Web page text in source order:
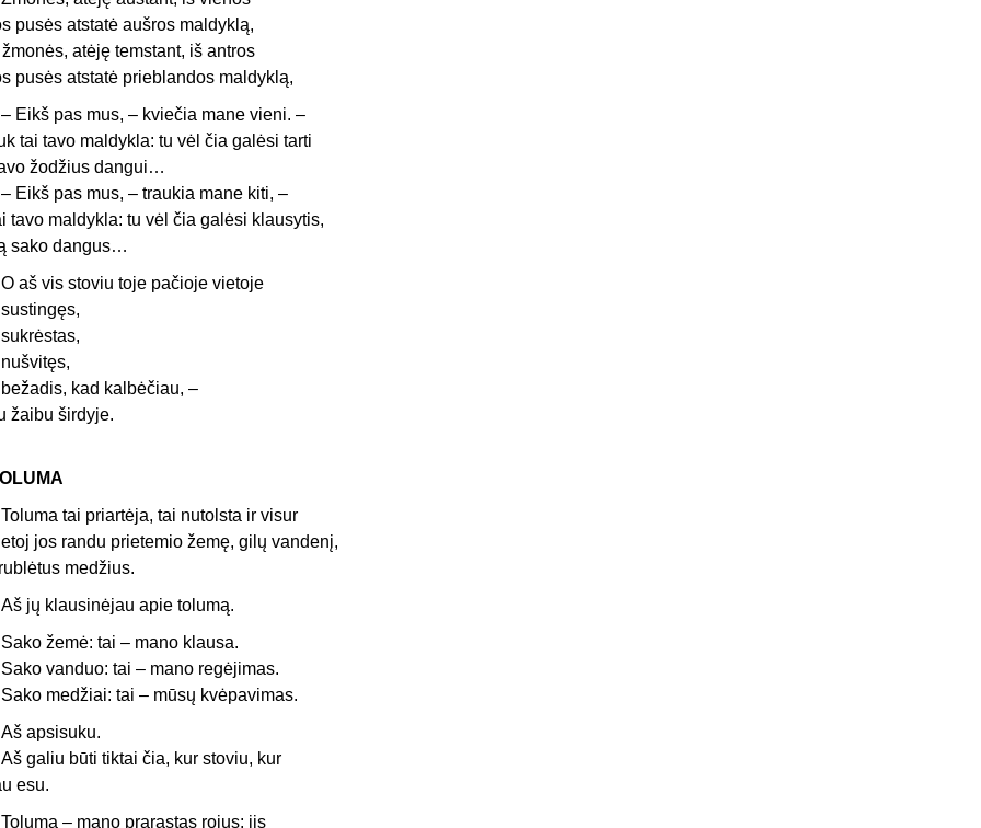
pusės atstatė aušros maldyklą,
atėję temstant, iš antros
pusės atstatė prieblandos maldyklą,
Eikš pas mus, – kviečia mane vieni. –
tai tavo maldykla: tu vėl čia galėsi tarti
žodžius dangui…
Eikš pas mus, – traukia mane kiti, –
tavo maldykla: tu vėl čia galėsi klausytis,
sako dangus…
aš vis stoviu toje pačioje vietoje
kad kalbėčiau, –
žaibu širdyje.
tai priartėja, tai nutolsta ir visur
jos randu prietemio žemę, gilų vandenį,
medžius.
jų klausinėjau apie tolumą.
žemė: tai – mano klausa.
vanduo: tai – mano regėjimas.
medžiai: tai – mūsų kvėpavimas.
apsisuku.
galiu būti tiktai čia, kur stoviu, kur
esu.
– mano prarastas rojus: jis